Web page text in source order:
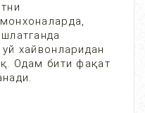
хайвонларидан
Одам бити фақат